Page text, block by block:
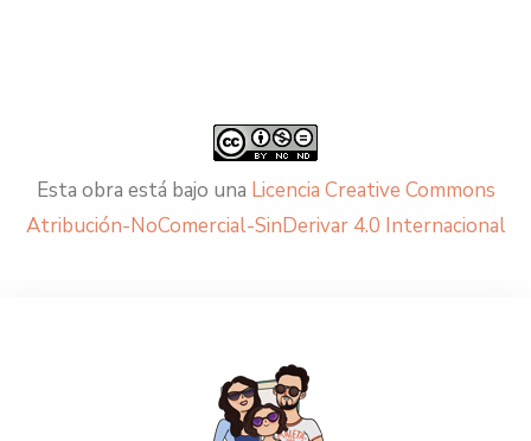
Esta obra está bajo una Licencia Creative Commons
Atribución-NoComercial-SinDerivar 4.0 Internacional